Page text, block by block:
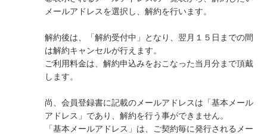
メールアドレスを選択し、解約を行います。
解約後は、「解約受付中」となり、翌月１５日までの間
は解約キャンセルが行えます。
ご利用料金は、解約申込みをおこなった当月分まで頂戴
します。
尚、会員登録書に記載のメールアドレスは「基本メール
アドレス」であり、解約を行う事ができません。
「基本メールアドレス」は、ご契約毎に発行されるメー